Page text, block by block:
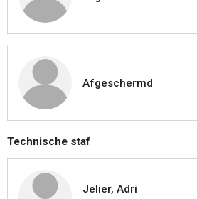
Afgeschermd
Technische staf
Jelier, Adri